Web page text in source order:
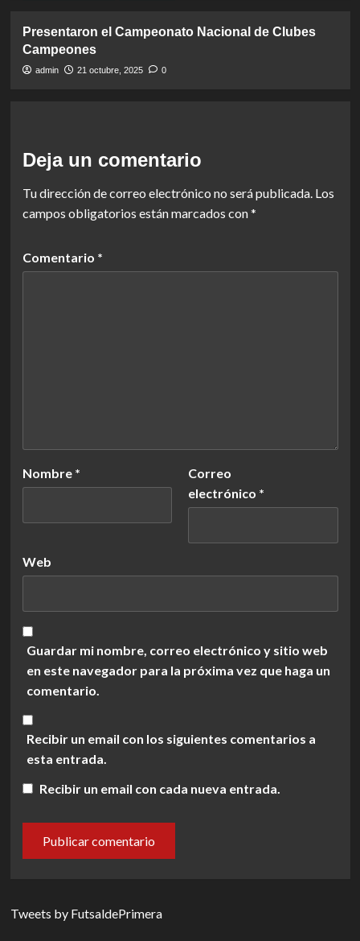
Presentaron el Campeonato Nacional de Clubes
Campeones
admin 21 octubre, 2025 0
Deja un comentario
Tu dirección de correo electrónico no será publicada. Los
campos obligatorios están marcados con*
Comentario *
Nombre *
Correo
electrónico *
Web
Guardar mi nombre, correo electrónico y sitio web
en este navegador para la próxima vez que haga un
comentario.
Recibir un email con los siguientes comentarios a
esta entrada.
Recibir un email con cada nueva entrada.
Tweets by FutsaldePrimera